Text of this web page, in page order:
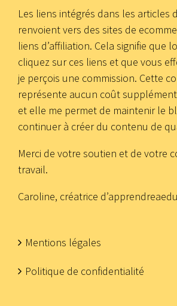
Les liens intégrés dans les articles
renvoient vers des sites de
liens d’affiliation. Cela signifie que
cliquez sur ces liens et que vous
je perçois une commission. Cette
représente aucun coût
et elle me permet de maintenir le
continuer à créer du contenu de
Merci de votre soutien et de votre
travail.
Caroline, créatrice
Mentions légales
Politique de confidentialité